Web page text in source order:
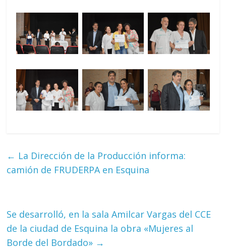
← La Dirección de la Producción informa:
camión de FRUDERPA en Esquina
Se desarrolló, en la sala Amilcar Vargas del CCE
de la ciudad de Esquina la obra «Mujeres al
Borde del Bordado» →